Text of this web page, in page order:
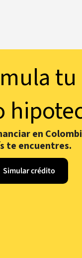
tu
en
te encuentres.
Simular crédito